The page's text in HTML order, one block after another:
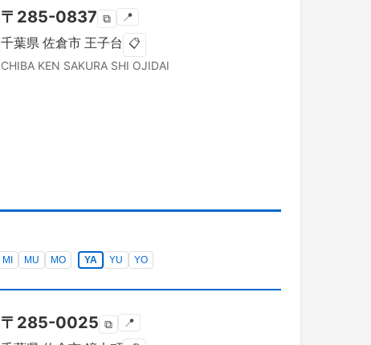
〒 285-0837 ⧉ 📍
千葉県 佐倉市 王子台 📋
CHIBA KEN SAKURA SHI OJIDAI
MI MU MO YA YU YO
〒 285-0025 ⧉ 📍